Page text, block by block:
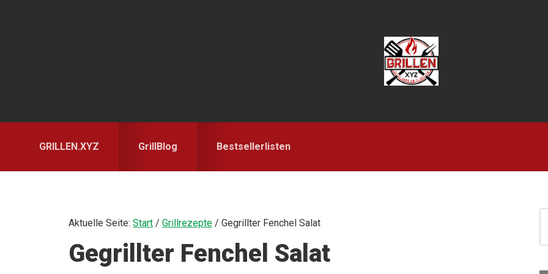
GRILLEN.XYZ GrillBlog Bestsellerlisten
Aktuelle Seite: Start / Grillrezepte / Gegrillter Fenchel Salat
Gegrillter Fenchel Salat